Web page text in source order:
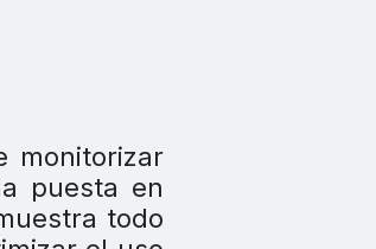
monitorizar
puesta en
todo